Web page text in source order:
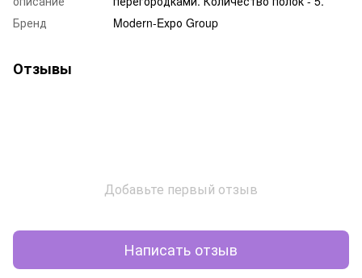
Бренд
Modern-Eхро Group
Отзывы
Добавьте первый отзыв
Написать отзыв